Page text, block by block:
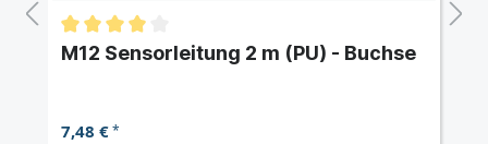
M12 Sensorleitung 2 m (PU) - Buchse
7,48 €*